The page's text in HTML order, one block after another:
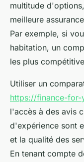
multitude
meilleure
Par exemple, si
habitation, un
les plus
Utiliser un
https://finance-for-
l'accès à des avis
d'expérience sont
et la qualité des
En tenant compte